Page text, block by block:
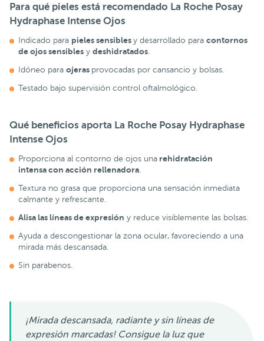
Para qué pieles está recomendado La Roche Posay
Hydraphase Intense Ojos
Indicado para pieles sensibles y desarrollado para contornos
de ojos sensibles y deshidratados
Idóneo para ojeras provocadas por cansancio y bolsas.
Testado bajo supervisión control oftalmológico.
Qué beneficios aporta La Roche Posay Hydraphase
Intense Ojos
Proporciona al contorno de ojos una rehidratación
intensa con acción rellenadora.
Textura no grasa que proporciona una sensación inmediata
calmante y refrescante.
Alisa las líneas de expresión y reduce visiblemente las bolsas.
Ayuda a descongestionar la zona ocular, favoreciendo a una
mirada más descansada.
Sin parabenos.
¡Mirada descansada, radiante y sin líneas de
expresión marcadas! Consigue la luz que